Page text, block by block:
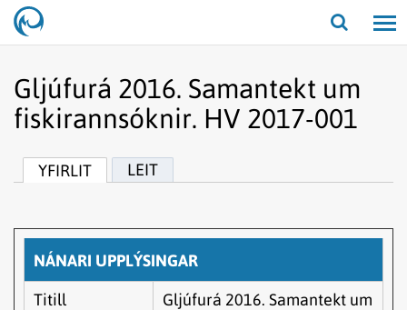
Opna/
Gljúfurá 2016. Samantekt um
fiskirannsóknir. HV 2017-001
YFIRLIT LEIT
NÁNARI UPPLÝSINGAR
Titill
Gljúfurá 2016. Samantekt um